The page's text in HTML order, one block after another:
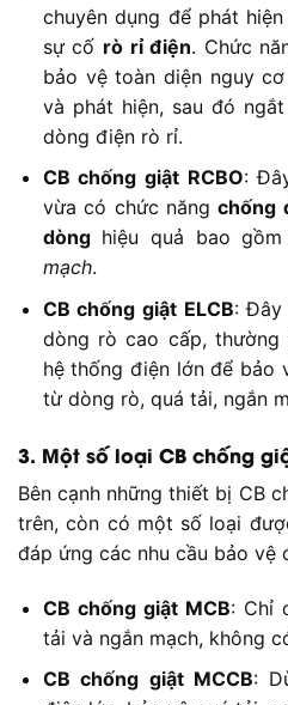
chuyên dụng để phát
sự cố rò rỉ điện. Chức
bảo vệ toàn diện nguy
và phát hiện, sau đó
dòng điện rò rỉ.
CB chống giật RCBO:
vừa có chức năngchống
dònghiệu quả bao
mạch.
CB chống giật ELCB: Đây
dòng rò cao cấp,
hệ thống điện lớn để bảo
từ dòng rò, quá tải, ngắn
3. Một số loại CB chống
Bên cạnh những thiết bị CB
trên, còn có một số loại
đáp ứng các nhu cầu bảo vệ
CB chống giật MCB: Chỉ
tải và ngắn mạch, không
CB chống giật MCCB: